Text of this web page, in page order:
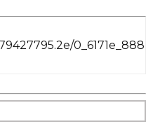
0_6171e_888